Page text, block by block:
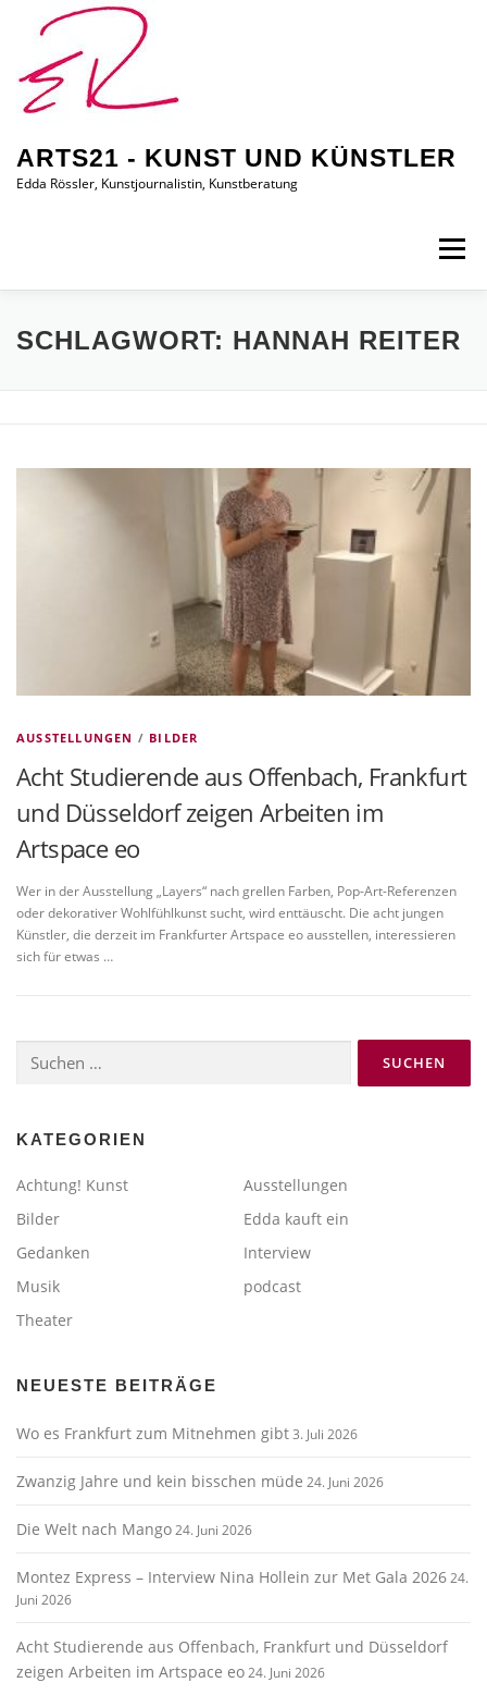
ARTS21 - KUNST UND KÜNSTLER
Edda Rössler, Kunstjournalistin, Kunstberatung
Menü
ARTS21 – EDDA RÖSSLER PRESSEBERICHTE
LINKS
SCHLAGWORT: HANNAH REITER
AUSSTELLUNGEN / BILDER
Acht Studierende aus Offenbach, Frankfurt
und Düsseldorf zeigen Arbeiten im
Artspace eo
Wer in der Ausstellung „Layers“ nach grellen Farben, Pop-Art-Referenzen
oder dekorativer Wohlfühlkunst sucht, wird enttäuscht. Die acht jungen
Künstler, die derzeit im Frankfurter Artspace eo ausstellen, interessieren
sich für etwas …
nach:
KATEGORIEN
Achtung! Kunst
Ausstellungen
Bilder
Edda kauft ein
Gedanken
Interview
Musik
podcast
Theater
NEUESTE BEITRÄGE
Wo es Frankfurt zum Mitnehmen gibt3. Juli 2026
Zwanzig Jahre und kein bisschen müde 24. Juni 2026
Die Welt nach Mango24. Juni 2026
Montez Express – Interview Nina Hollein zur Met Gala 202624.
Juni 2026
Acht Studierende aus Offenbach, Frankfurt und Düsseldorf
zeigen Arbeiten im Artspace eo24. Juni 2026